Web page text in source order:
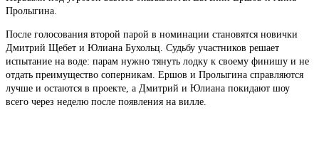
Пролыгина.
После голосования второй парой в номинации становятся новички
Дмитрий Щебет и Юлиана Бухольц. Судьбу участников решает
испытание на воде: парам нужно тянуть лодку к своему финишу и не
отдать преимущество соперникам. Ершов и Пролыгина справляются
лучше и остаются в проекте, а Дмитрий и Юлиана покидают шоу
всего через неделю после появления на вилле.